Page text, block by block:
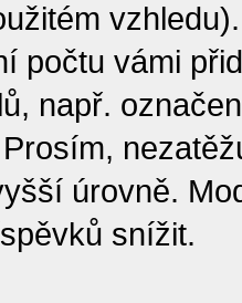
počtu vámi
např.
úrovně.
snížit.